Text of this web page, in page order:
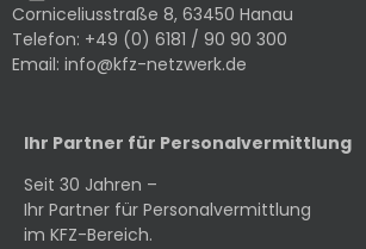
Corniceliusstraße 8, 63450 Hanau
Telefon: +49 (0) 6181 / 90 90 300
Email: info@kfz-netzwerk.de
Ihr Partner für Personalvermittlung
Seit 30 Jahren –
Ihr Partner für Personalvermittlung
im KFZ-Bereich.